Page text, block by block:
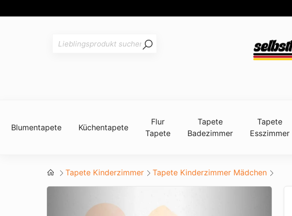
Blumentapete Küchentapete
Flur
Tapete
Tapete
Badezimmer
Tapete
Esszimmer
Tapete Kinderzimmer Tapete Kinderzimmer Mädchen